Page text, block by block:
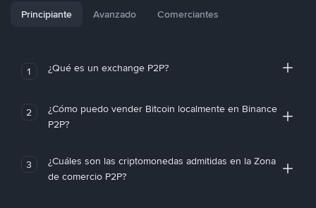
Principiante Avanzado Comerciantes
1 ¿Qué es un exchange P2P?
2
¿Cómo puedo vender Bitcoin localmente en Binance
P2P?
3
¿Cuáles son las criptomonedas admitidas en la Zona
de comercio P2P?